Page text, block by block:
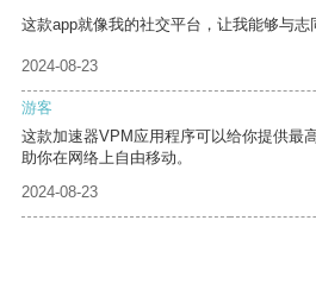
这款app就像我的社交平台，让我能够与志
2024-08-23
游客
这款加速器VPM应用程序可以给你提供最
助你在网络上自由移动。
2024-08-23